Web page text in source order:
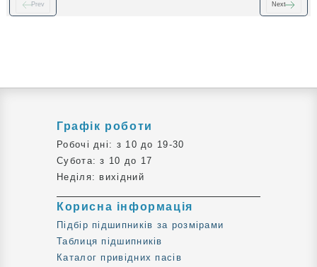
Prev Next
Графік роботи
Робочі дні: з 10 до 19-30
Субота: з 10 до 17
Неділя: вихідний
Корисна інформація
Підбір підшипників за розмірами
Таблиця підшипників
Каталог привідних пасів